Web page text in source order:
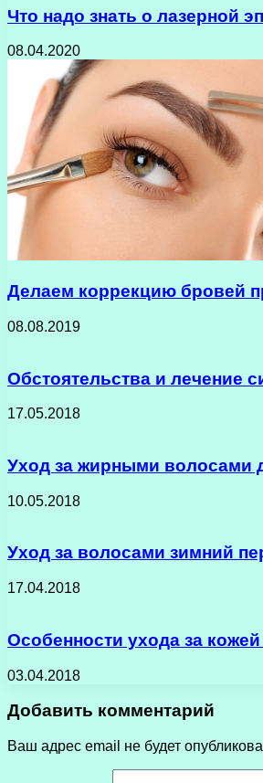
Что надо знать о лазерной
08.04.2020
Делаем коррекцию бровей
08.08.2019
Обстоятельства и лечение
17.05.2018
Уход за жирными волосами
10.05.2018
Уход за волосами зимний
17.04.2018
Особенности ухода за
03.04.2018
Добавить комментарий
Ваш адрес email не будет